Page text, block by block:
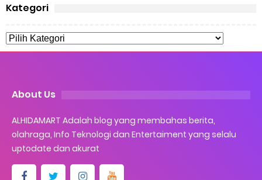
Kategori
About Us
ALHIDAMART Adalah blog yang membahas berita,
olahraga, Info Teknologi dan Entertaiment yang selalu
uptodate dan akurat